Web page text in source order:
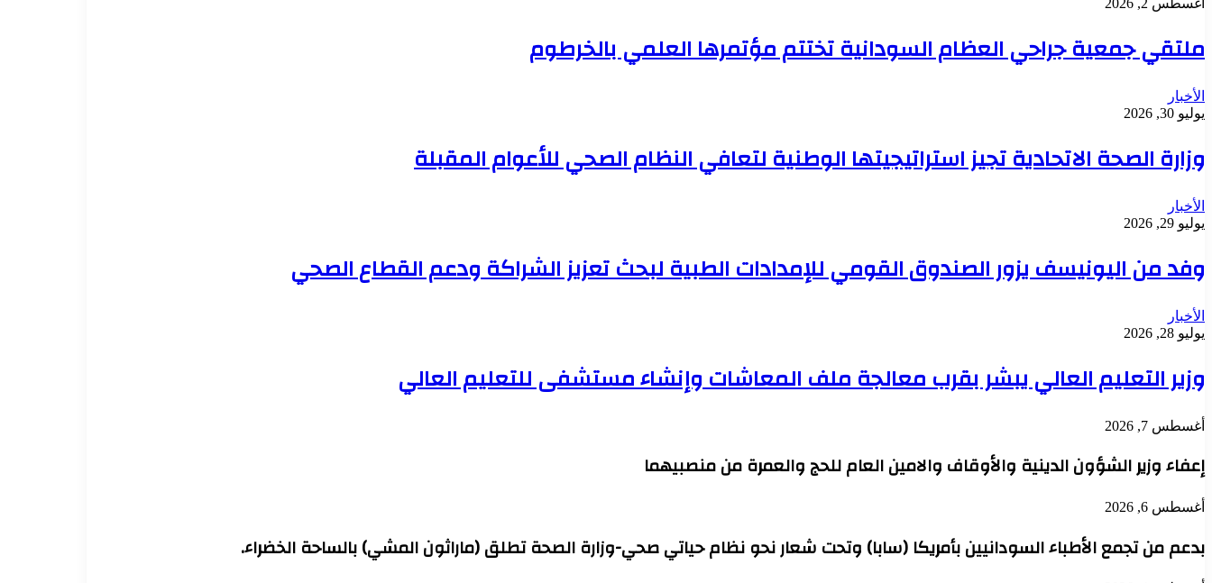
أغسطس 2, 2026
ملتقي جمعية جراحي العظام السودانية تختتم مؤتمرها العلمي بالخرطوم
الأخبار
يوليو 30, 2026
وزارة الصحة الاتحادية تجيز استراتيجيتها الوطنية لتعافي النظام الصحي للأعوام المقبلة
الأخبار
يوليو 29, 2026
وفد من اليونيسف يزور الصندوق القومي للإمدادات الطبية لبحث تعزيز الشراكة ودعم القطاع الصحي
الأخبار
يوليو 28, 2026
وزير التعليم العالي يبشر بقرب معالجة ملف المعاشات وإنشاء مستشفى للتعليم العالي
أغسطس 7, 2026
إعفاء وزير الشؤون الدينية والأوقاف والامين العام للحج والعمرة من منصبيهما
أغسطس 6, 2026
بدعم من تجمع الأطباء السودانيين بأمريكا (سابا) وتحت شعار نحو نظام حياتي صحي-وزارة الصحة تطلق (ماراثون المشي) بالساحة الخضراء.